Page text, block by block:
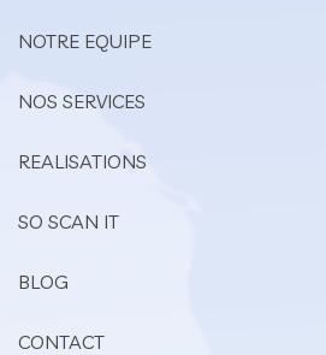
NOTRE EQUIPE
NOS SERVICES
REALISATIONS
SO SCAN IT
BLOG
CONTACT